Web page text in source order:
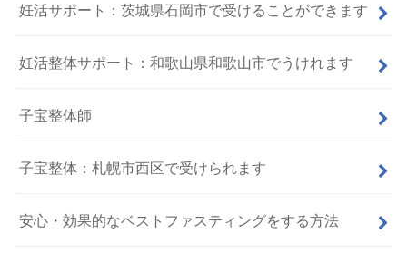
妊活サポート：茨城県石岡市で受けることができます
妊活整体サポート：和歌山県和歌山市でうけれます
子宝整体師
子宝整体：札幌市西区で受けられます
安心・効果的なベストファスティングをする方法